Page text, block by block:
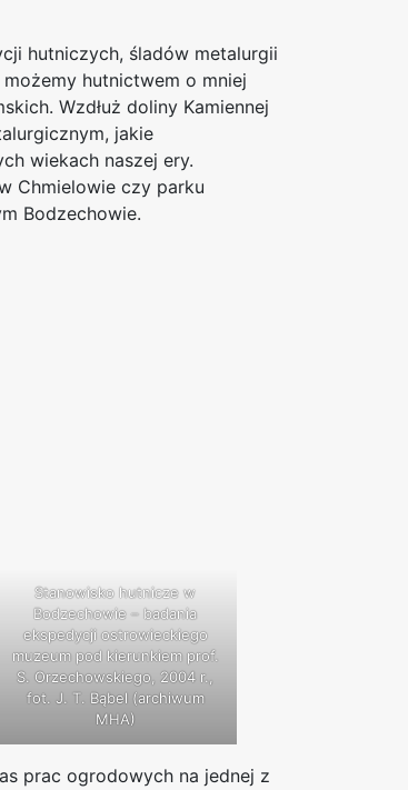
hutniczych, śladów metalurgii
hutnictwem o mniej
Wzdłuż doliny Kamiennej
jakie
wiekach naszej ery.
Chmielowie czy parku
Bodzechowie.
Stanowisko hutnicze w
Bodzechowie – badania
ekspedycji ostrowieckiego
muzeum pod kierunkiem prof.
S. Orzechowskiego, 2004 r.,
fot. J. T. Bąbel (archiwum
MHA)
prac ogrodowych na jednej z